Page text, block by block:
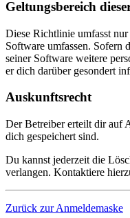
Geltungsbereich
Diese Richtlinie umfasst
Software umfassen. Sofern
seiner Software weitere
er dich darüber gesondert
Auskunftsrecht
Der Betreiber erteilt dir auf
dich gespeichert sind.
Du kannst jederzeit die
verlangen. Kontaktiere
Zurück zur Anmeldemaske